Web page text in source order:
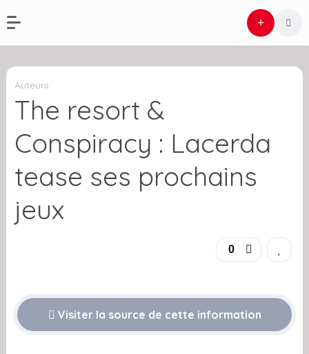
Auteurs
The resort &
Conspiracy : Lacerda
tease ses prochains
jeux
0
Visiter la source de cette information